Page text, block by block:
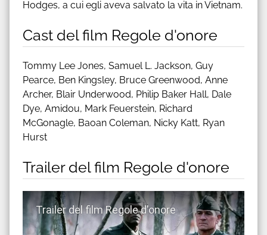
Hodges, a cui egli aveva salvato la vita in Vietnam.
Cast del film Regole d'onore
Tommy Lee Jones, Samuel L. Jackson, Guy
Pearce, Ben Kingsley, Bruce Greenwood, Anne
Archer, Blair Underwood, Philip Baker Hall, Dale
Dye, Amidou, Mark Feuerstein, Richard
McGonagle, Baoan Coleman, Nicky Katt, Ryan
Hurst
Trailer del film Regole d'onore
Guarda trailer del film Regole d'onore